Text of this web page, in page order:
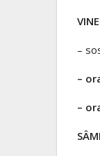
–
–
–